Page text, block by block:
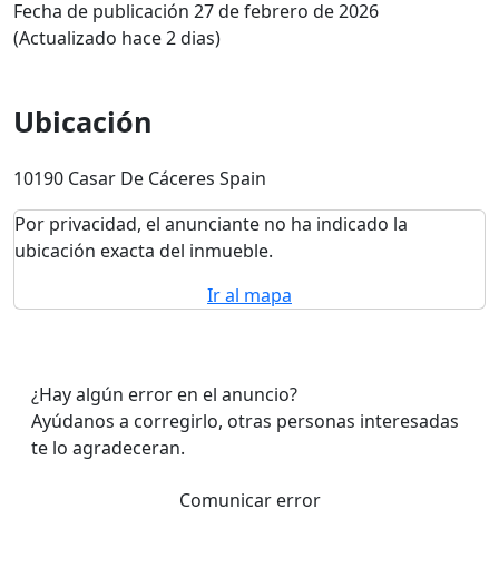
Fecha de publicación 27 de febrero de 2026
(Actualizado hace 2 dias)
Ubicación
10190 Casar De Cáceres Spain
Por privacidad, el anunciante no ha indicado la
ubicación exacta del inmueble.
Ir al mapa
¿Hay algún error en el anuncio?
Ayúdanos a corregirlo, otras personas interesadas
te lo agradeceran.
Comunicar error